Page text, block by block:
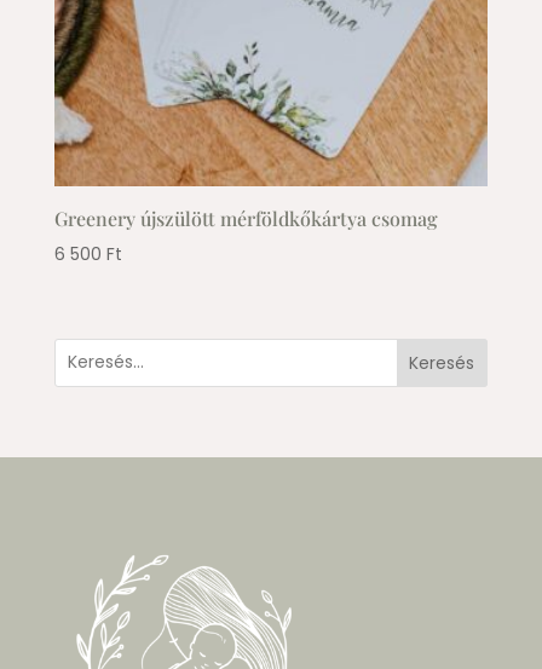
Greenery újszülött mérföldkőkártya csomag
6 500 Ft
Keresés